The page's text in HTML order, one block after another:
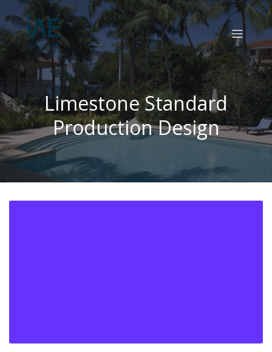
Limestone Standard
Production Design